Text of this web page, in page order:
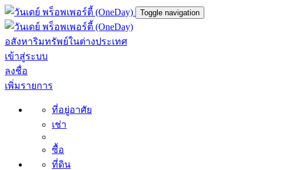
Toggle navigation
อสังหาริมทรัพย์ในต่างประเทศ
เข้าสู่ระบบ
ลงชื่อ
เพิ่มรายการ
ที่อยู่อาศัย
เช่า
ซื้อ
ที่ดิน